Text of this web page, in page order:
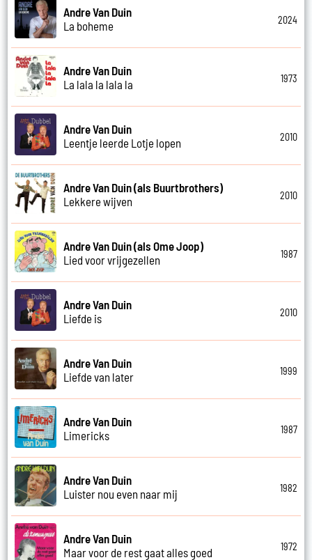
Andre Van Duin
La boheme
2024
Andre Van Duin
La lala la lala la
1973
Andre Van Duin
Leentje leerde Lotje lopen
2010
Andre Van Duin (als Buurtbrothers)
Lekkere wijven
2010
Andre Van Duin (als Ome Joop)
Lied voor vrijgezellen
1987
Andre Van Duin
Liefde is
2010
Andre Van Duin
Liefde van later
1999
Andre Van Duin
Limericks
1987
Andre Van Duin
Luister nou even naar mij
1982
Andre Van Duin
Maar voor de rest gaat alles goed
1972